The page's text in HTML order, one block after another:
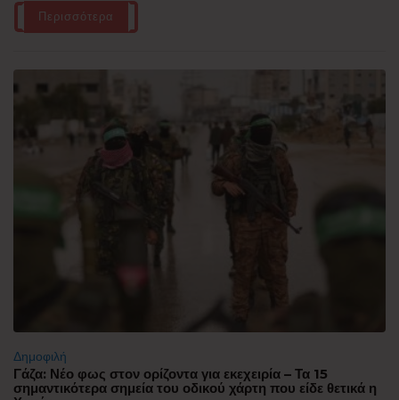
Περισσότερα
Δημοφιλή
Γάζα: Νέο φως στον ορίζοντα για εκεχειρία – Τα 15
σημαντικότερα σημεία του οδικού χάρτη που είδε θετικά η